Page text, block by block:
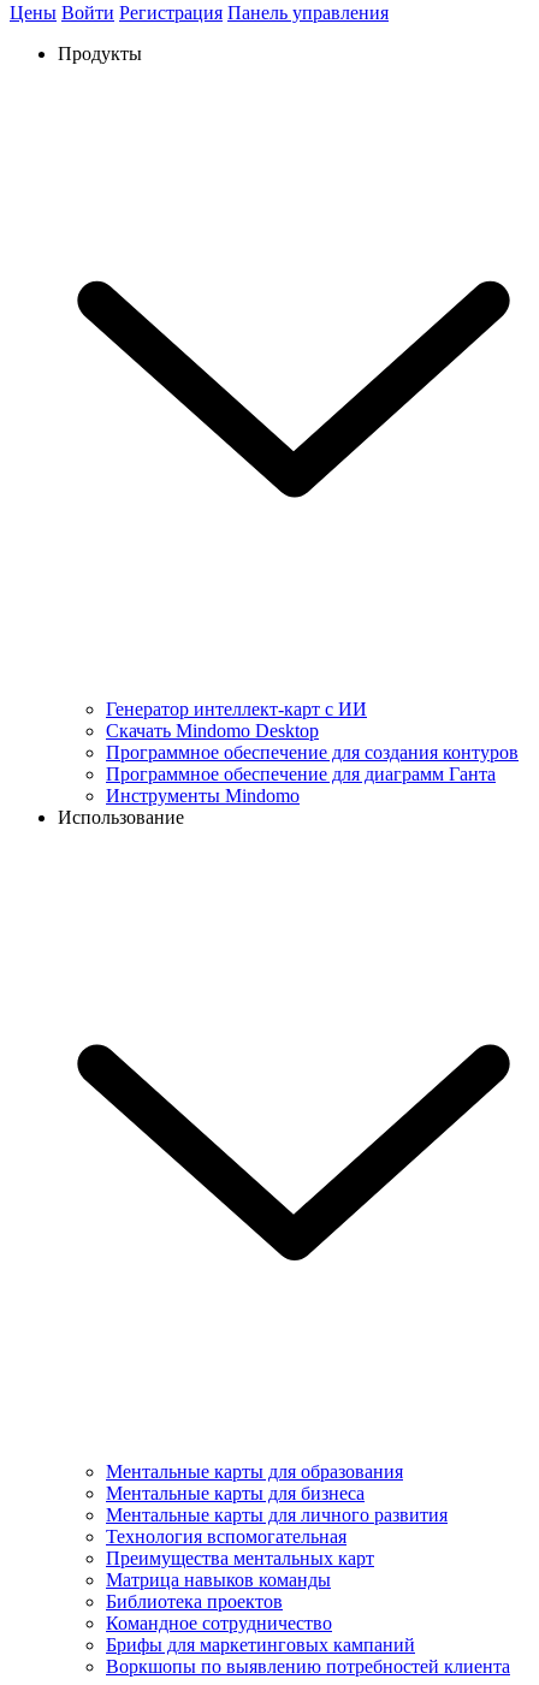
Цены Войти Регистрация Панель управления
Продукты
Генератор интеллект-карт с ИИ
Скачать Mindomo Desktop
Программное обеспечение для создания контуров
Программное обеспечение для диаграмм Ганта
Инструменты Mindomo
Использование
Ментальные карты для образования
Ментальные карты для бизнеса
Ментальные карты для личного развития
Технология вспомогательная
Преимущества ментальных карт
Матрица навыков команды
Библиотека проектов
Командное сотрудничество
Брифы для маркетинговых кампаний
Воркшопы по выявлению потребностей клиента